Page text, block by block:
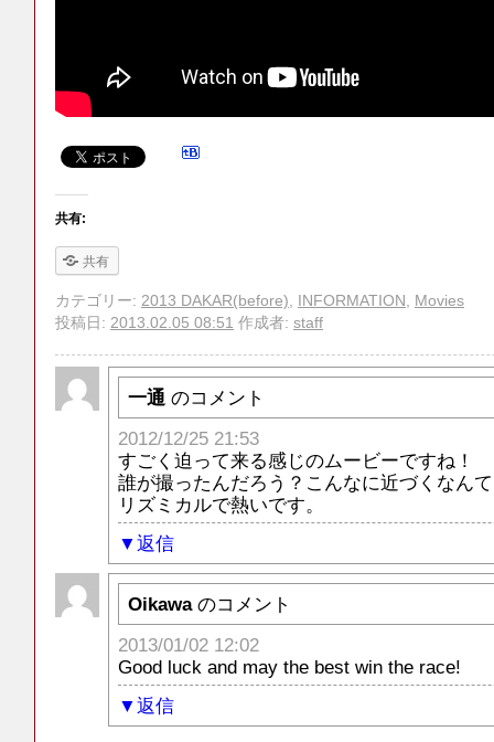
共有:
共有
カテゴリー: 2013 DAKAR(before), INFORMATION, Movies
投稿日: 2013.02.05 08:51 作成者: staff
一通 のコメント
2012/12/25 21:53
すごく迫って来る感じのムービーですね！
誰が撮ったんだろう？こんなに近づくなん
リズミカルで熱いです。
返信
Oikawa のコメント
2013/01/02 12:02
Good luck and may the best win the race!
返信